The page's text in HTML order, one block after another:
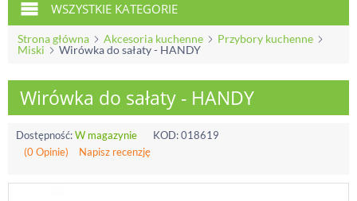
WSZYSTKIE KATEGORIE
Strona główna Akcesoria kuchenne
Przybory kuchenne
Miski
Wirówka do sałaty - HANDY
Wirówka do sałaty - HANDY
Dostępność:W magazynie KOD:018619
(0 Opinie)
Napisz recenzję